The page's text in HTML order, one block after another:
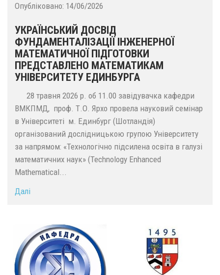
Опубліковано: 14/06/2026
УКРАЇНСЬКИЙ ДОСВІД
ФУНДАМЕНТАЛІЗАЦІЇ ІНЖЕНЕРНОЇ
МАТЕМАТИЧНОЇ ПІДГОТОВКИ
ПРЕДСТАВЛЕНО МАТЕМАТИКАМ
УНІВЕРСИТЕТУ ЕДИНБУРГА
28 травня 2026 р. об 11.00 завідувачка кафедри
ВМКПМД, проф. Т.О. Ярхо провела науковий семінар
в Університеті м. Единбург (Шотландія)
організований дослідницькою групою Університету
за напрямом: «Технологічно підсилена освіта в галузі
математичних наук» (Technology Enhanced
Mathematical...
Далі